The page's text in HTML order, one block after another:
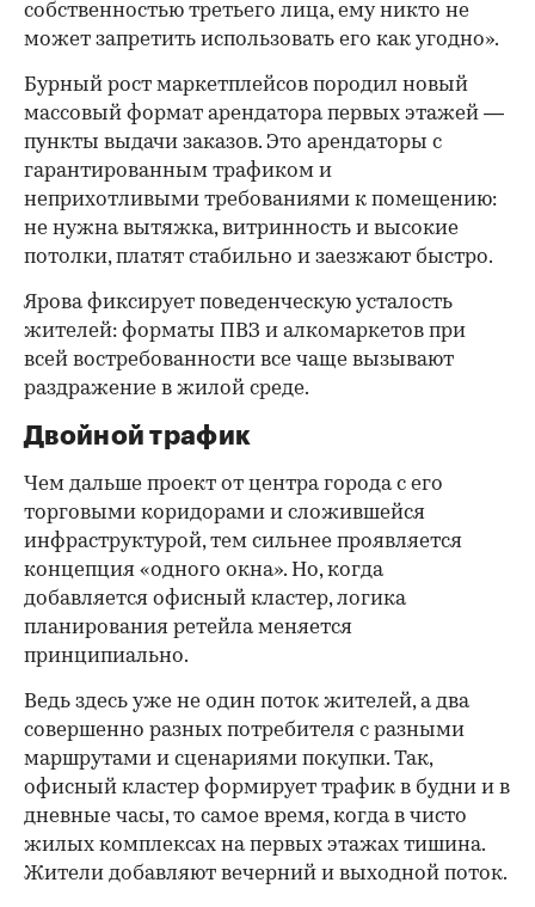
собственностью третьего лица, ему никто не
может запретить использовать его как угодно».
Бурный рост маркетплейсов породил новый
массовый формат арендатора первых этажей —
пункты выдачи заказов. Это арендаторы с
гарантированным трафиком и
неприхотливыми требованиями к помещению:
не нужна вытяжка, витринность и высокие
потолки, платят стабильно и заезжают быстро.
Ярова фиксирует поведенческую усталость
жителей: форматы ПВЗ и алкомаркетов при
всей востребованности все чаще вызывают
раздражение в жилой среде.
Двойной трафик
Чем дальше проект от центра города с его
торговыми коридорами и сложившейся
инфраструктурой, тем сильнее проявляется
концепция «одного окна». Но, когда
добавляется офисный кластер, логика
планирования ретейла меняется
принципиально.
Ведь здесь уже не один поток жителей, а два
совершенно разных потребителя с разными
маршрутами и сценариями покупки. Так,
офисный кластер формирует трафик в будни и в
дневные часы, то самое время, когда в чисто
жилых комплексах на первых этажах тишина.
Жители добавляют вечерний и выходной поток.